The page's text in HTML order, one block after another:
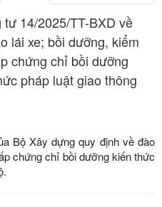
tư 14/2025/TT-BXD về
lái xe; bồi dưỡng, kiểm
chứng chỉ bồi dưỡng
pháp luật giao thông
Bộ Xây dựng quy định về đào
chứng chỉ bồi dưỡng kiến thức